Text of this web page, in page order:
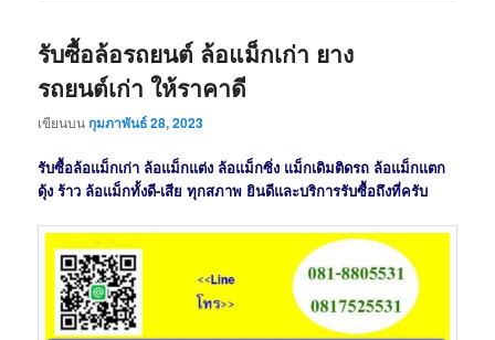
รับซื้อล้อรถยนต์ ล้อแม็กเก่า ยาง
รถยนต์เก่า ให้ราคาดี
เขียนบนกุมภาพันธ์ 28, 2023
รับซื้อล้อแม็กเก่า ล้อแม็กแต่ง ล้อแม็กซิ่ง แม็กเดิมติดรถ ล้อแม็กแตก
ดุ้ง ร้าว ล้อแม็กทั้งดี-เสีย ทุกสภาพ ยินดีและบริการรับซื้อถึงที่ครับ